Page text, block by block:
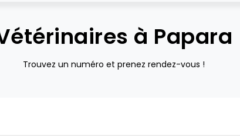
à Papara
Trouvez un numéro et prenez rendez-vous !